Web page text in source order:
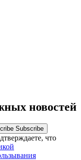
новостей
Subscribe
что